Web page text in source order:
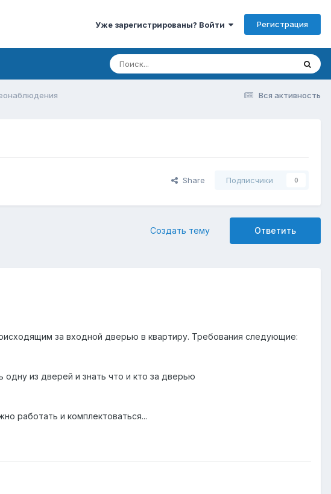
Уже зарегистрированы? Войти Регистрация
Вся активность
Share Подписчики 0
Ответить
Создать тему
за входной дверью в квартиру. Требования следующие:
из дверей и знать что и кто за дверью
работать и комплектоваться...